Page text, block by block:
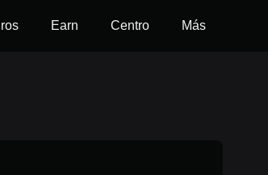
Earn Centro Más